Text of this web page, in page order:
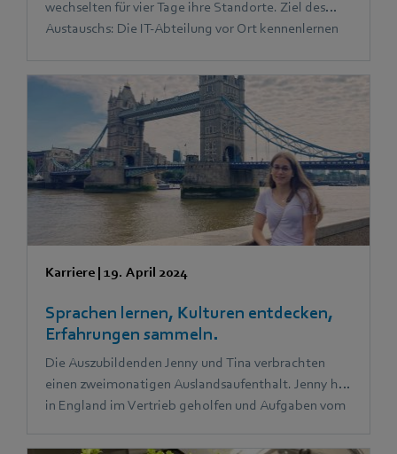
wechselten für vier Tage ihre Standorte. Ziel des
Austauschs: Die IT-Abteilung vor Ort kennenlernen
Beteiligten.
Karriere | 19. April 2024
Sprachen lernen, Kulturen entdecken,
Erfahrungen sammeln.
Die Auszubildenden Jenny und Tina verbrachten
einen zweimonatigen Auslandsaufenthalt. Jenny hat
in England im Vertrieb geholfen und Aufgaben vom
die Assistenz der Geschäftsführung bei ihren